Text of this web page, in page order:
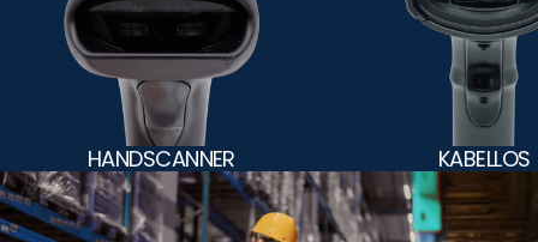
HANDSCANNER KABELLOS